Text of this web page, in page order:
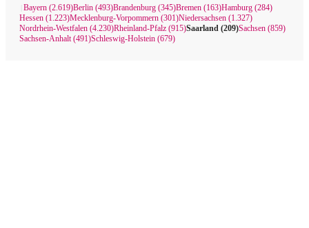
Bayern (2.619)Berlin (493)Brandenburg (345)Bremen (163)Hamburg (284)
Hessen (1.223)Mecklenburg-Vorpommern (301)Niedersachsen (1.327)
Nordrhein-Westfalen (4.230)Rheinland-Pfalz (915)Saarland (209)Sachsen (859)
Sachsen-Anhalt (491)Schleswig-Holstein (679)